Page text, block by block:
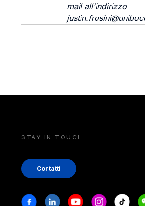
mail all'indirizzo
STAY IN TOUCH
Contatti
Stay in touch
FacebookLinkedinYoutubeInstagram
Tiktok